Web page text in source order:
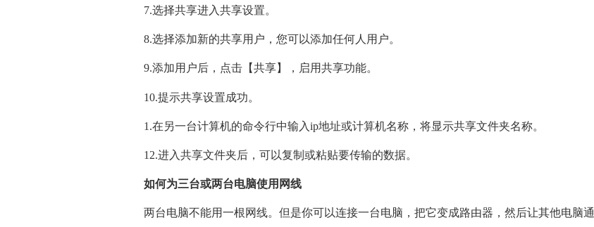
7.选择共享进入共享设置。
8.选择添加新的共享用户，您可以添加任何人用户。
9.添加用户后，点击【共享】，启用共享功能。
10.提示共享设置成功。
1.在另一台计算机的命令行中输入ip地址或计算机名称，将显示共享文件夹名称。
12.进入共享文件夹后，可以复制或粘贴要传输的数据。
如何为三台或两台电脑使用网线
两台电脑不能用一根网线。但是你可以连接一台电脑，把它变成路由器，然后让其他电脑通